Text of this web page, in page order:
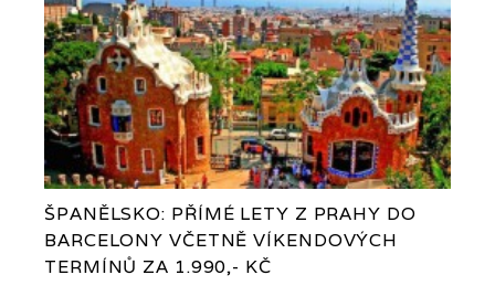
ŠPANĚLSKO: PŘÍMÉ LETY Z PRAHY DO
BARCELONY VČETNĚ VÍKENDOVÝCH
TERMÍNŮ ZA 1.990,- KČ